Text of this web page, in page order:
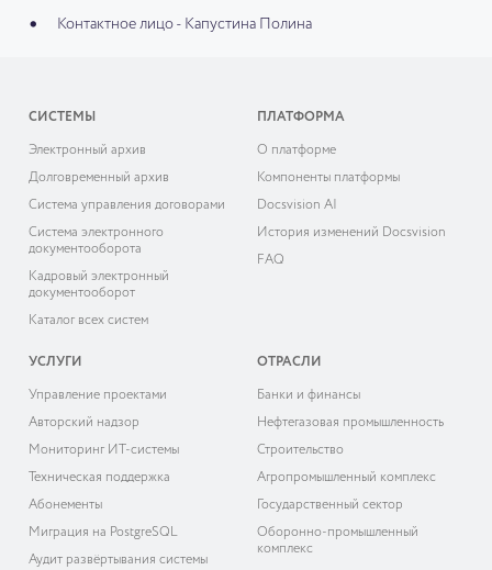
Контактное лицо - Капустина Полина
СИСТЕМЫ
Электронный архив
Долговременный архив
Система управления договорами
Система электронного
документооборота
Кадровый электронный
документооборот
Каталог всех систем
ПЛАТФОРМА
О платформе
Компоненты платформы
Docsvision AI
История изменений Docsvision
FAQ
УСЛУГИ
Управление проектами
Авторский надзор
Мониторинг ИТ-системы
Техническая поддержка
Абонементы
Миграция на PostgreSQL
Аудит развёртывания системы
ОТРАСЛИ
Банки и финансы
Нефтегазовая промышленность
Строительство
Агропромышленный комплекс
Государственный сектор
Оборонно-промышленный
комплекс